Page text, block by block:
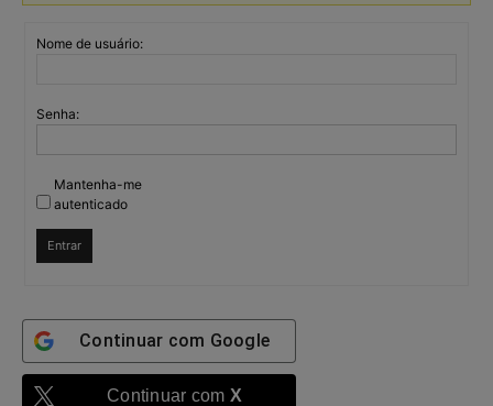
Nome de usuário:
Senha:
Mantenha-me
autenticado
Entrar
Continuar com Google
Continuar com X